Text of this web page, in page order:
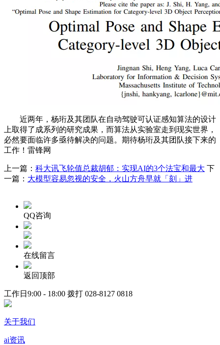
近两年，杨珩及其团队在自动驾驶可认证感知算法的设计
上取得了成系列的研究成果，而算法从实验室走到现实世界，
必然要面临许多亟待解决的问题。期待杨珩及其团队接下来的
工作！雷锋网
上一篇： 科大讯飞轮值总裁胡郁：实现AI的3个法宝和最大 下
一篇： 大模型容易忽视的安全，火山方舟早就「刻」进
QQ咨询
在线留言
返回顶部
工作日9:00 - 18:00 拨打 028-8127 0818
关于我们
ai资讯